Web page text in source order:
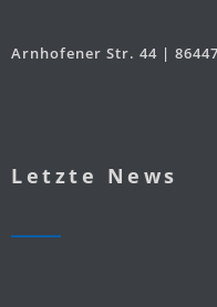
Arnhofener Str. 44 |
Letzte News